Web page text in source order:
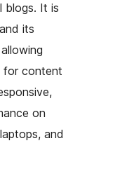
blogs. It is
its
for content
on
and